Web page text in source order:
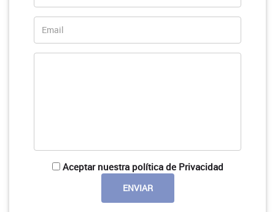
Aceptar nuestra política de Privacidad